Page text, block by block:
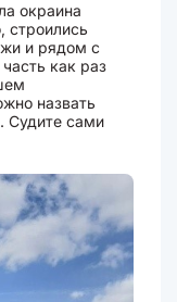
окраина
строились
и рядом с
как раз
назвать
Судите сами